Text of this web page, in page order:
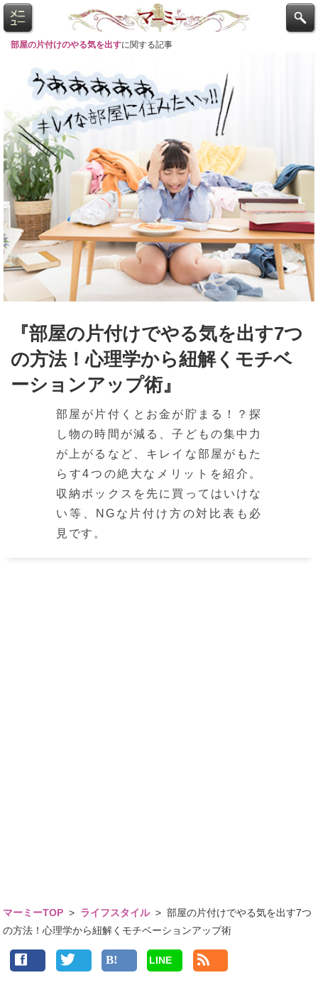
部屋の片付けのやる気を出すに関する記事
『部屋の片付けでやる気を出す7つ
の方法！心理学から紐解くモチベ
ーションアップ術』
部屋が片付くとお金が貯まる！？探
し物の時間が減る、子どもの集中力
が上がるなど、キレイな部屋がもた
らす4つの絶大なメリットを紹介。
収納ボックスを先に買ってはいけな
い等、NGな片付け方の対比表も必
見です。
マーミーTOP > ライフスタイル>部屋の片付けでやる気を出す7つ
の方法！心理学から紐解くモチベーションアップ術
LINE